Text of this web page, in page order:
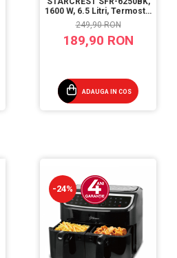
1600 W, 6.5 Litri, Termostat
80 - 200 °C, 10 programe
predefinite, Negru
249,90 RON
189,90 RON
ADAUGA IN COS
-24%